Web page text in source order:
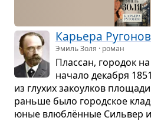
Карьера Руго­нов
Эмиль Золя · роман
Плас­сан, горо­док
начало дека­бря
из глу­хих зако­ул­ков
раньше было город­ское
юные влю­блён­ные Силь­вер